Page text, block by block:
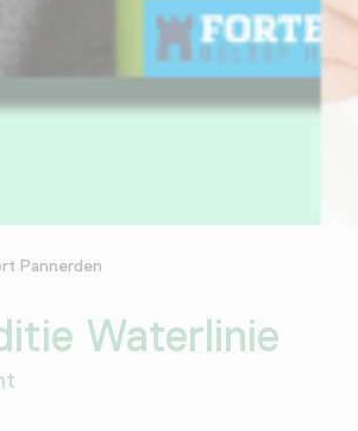
Pannerden
Waterlinie